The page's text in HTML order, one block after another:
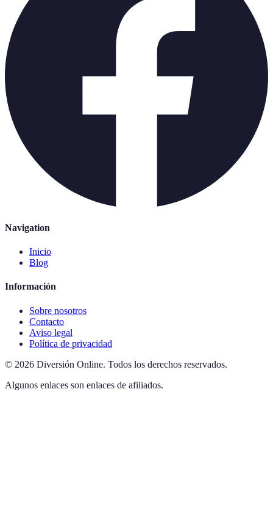
Navigation
Inicio
Blog
Información
Sobre nosotros
Contacto
Aviso legal
Política de privacidad
© 2026 Diversión Online. Todos los derechos reservados.
Algunos enlaces son enlaces de afiliados.